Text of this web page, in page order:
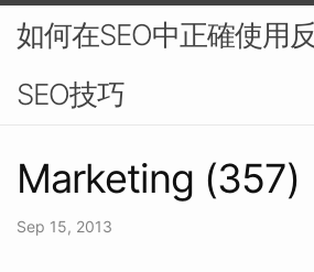
如何在SEO中正確使用
SEO技巧
Marketing (357)
Sep 15, 2013